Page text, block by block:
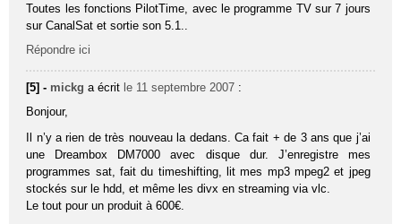
Toutes les fonctions PilotTime, avec le programme TV sur 7 jours
sur CanalSat et sortie son 5.1..
Répondre ici
[5] - mickg a écrit le 11 septembre 2007 :
Bonjour,
Il n’y a rien de très nouveau la dedans. Ca fait + de 3 ans que j’ai
une Dreambox DM7000 avec disque dur. J’enregistre mes
programmes sat, fait du timeshifting, lit mes mp3 mpeg2 et jpeg
stockés sur le hdd, et même les divx en streaming via vlc.
Le tout pour un produit à 600€.